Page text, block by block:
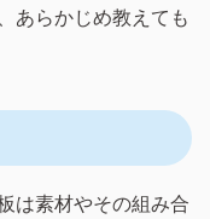
あらかじめ教えても
は素材やその組み合